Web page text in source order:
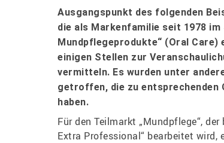
Ausgangspunkt des folgenden
die als Markenfamilie seit 1978
Mundpflegeprodukte“ (Oral
einigen Stellen zur
vermitteln. Es wurden unter
getroffen, die zu
haben.
Für den Teilmarkt „Mundpflege“, der
Extra Professional“ bearbeitet wird,